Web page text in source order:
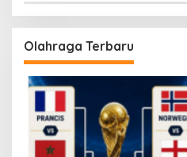
Olahraga Terbaru